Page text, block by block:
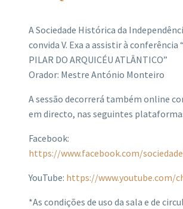
A Sociedade Histórica da
convida V. Exa a assistir à conferência
PILAR DO ARQUICÉU ATLÂNTICO”
Orador: Mestre António Monteiro
A sessão decorrerá também online
em directo, nas seguintes
Facebook:
https://www.facebook.com/
YouTube: https://www.youtube.com/
*As condições de uso da sala e de